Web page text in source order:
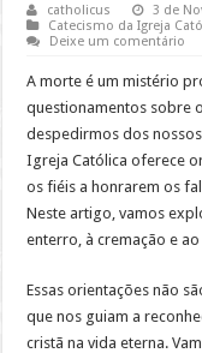
catholicus
3 de
Catecismo da Igreja
Deixe um comentário
A morte é um mistério
questionamentos sobre
despedirmos dos
Igreja Católica oferece
os fiéis a honrarem os
Neste artigo, vamos
enterro, à cremação e
Essas orientações não
que nos guiam a
cristã na vida eterna.